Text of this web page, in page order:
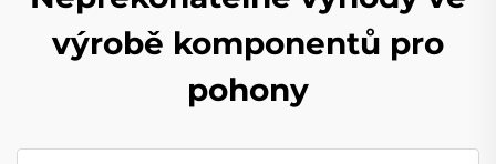
výrobě komponentů pro
pohony